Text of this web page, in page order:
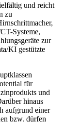
und reicht
zu
Systeme,
zur
KI gestützte
für
und
hinaus
aufgrund einer
bzw. dürfen